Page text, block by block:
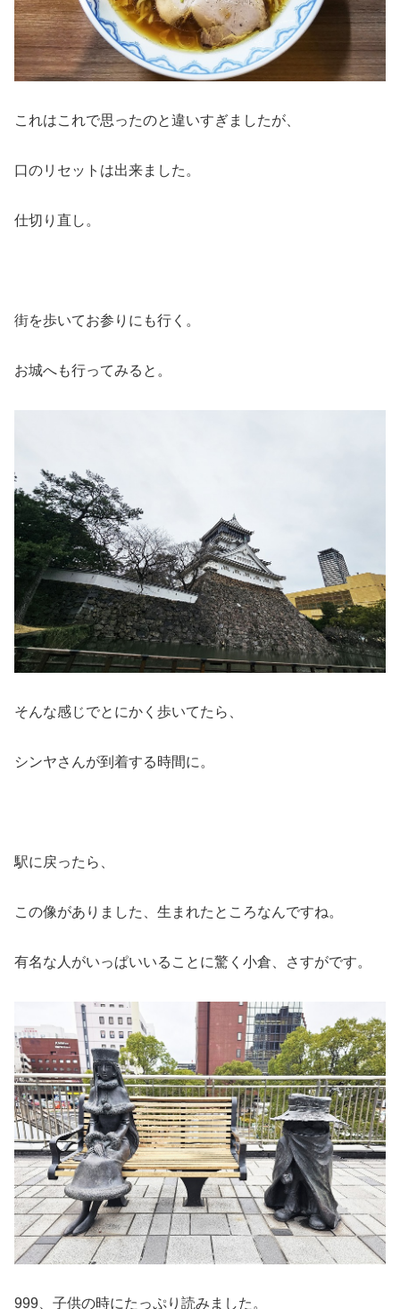
これはこれで思ったのと違いすぎましたが、
口のリセットは出来ました。
仕切り直し。
街を歩いてお参りにも行く。
お城へも行ってみると。
そんな感じでとにかく歩いてたら、
シンヤさんが到着する時間に。
駅に戻ったら、
この像がありました、生まれたところなんですね。
有名な人がいっぱいいることに驚く小倉、さすがです。
999、子供の時にたっぷり読みました。